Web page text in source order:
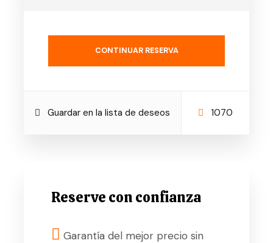
CONTINUAR RESERVA
Guardar en la lista de deseos 1070
Reserve con confianza
Garantía del mejor precio sin